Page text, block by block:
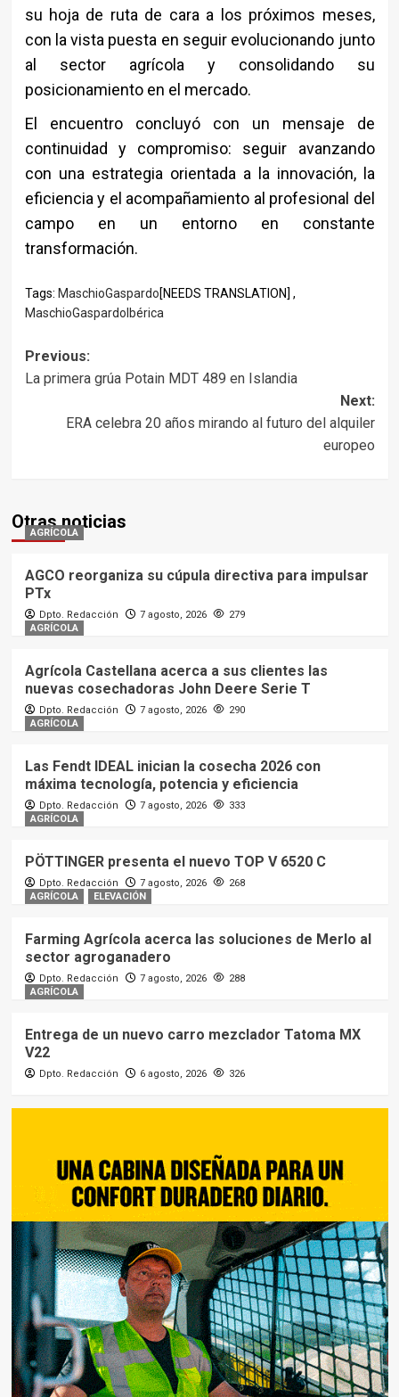
su hoja de ruta de cara a los próximos meses,
con la vista puesta en seguir evolucionando junto
al sector agrícola y consolidando su
posicionamiento en el mercado.
El encuentro concluyó con un mensaje de
continuidad y compromiso: seguir avanzando
con una estrategia orientada a la innovación, la
eficiencia y el acompañamiento al profesional del
campo en un entorno en constante
transformación.
Tags: MaschioGaspardo[NEEDS TRANSLATION] ,
MaschioGaspardoIbérica
Post
navigation
Previous:
La primera grúa Potain MDT 489 en Islandia
Next:
ERA celebra 20 años mirando al futuro del alquiler
europeo
Otras noticias
AGRÍCOLA
AGCO reorganiza su cúpula directiva para impulsar
PTx
Dpto. Redacción 7 agosto, 2026
279
AGRÍCOLA
Agrícola Castellana acerca a sus clientes las
nuevas cosechadoras John Deere Serie T
Dpto. Redacción 7 agosto, 2026
290
AGRÍCOLA
Las Fendt IDEAL inician la cosecha 2026 con
máxima tecnología, potencia y eficiencia
Dpto. Redacción 7 agosto, 2026
333
AGRÍCOLA
PÖTTINGER presenta el nuevo TOP V 6520 C
Dpto. Redacción 7 agosto, 2026
268
AGRÍCOLA
ELEVACIÓN
Farming Agrícola acerca las soluciones de Merlo al
sector agroganadero
Dpto. Redacción 7 agosto, 2026
288
AGRÍCOLA
Entrega de un nuevo carro mezclador Tatoma MX
V22
Dpto. Redacción 6 agosto, 2026 326